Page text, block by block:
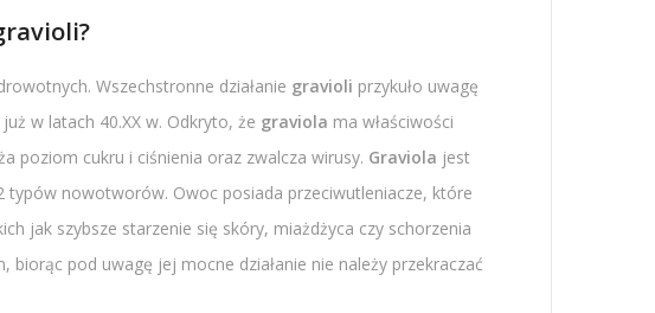
Wszechstronne działanie gravioli przykuło uwagę
w latach 40.XX w. Odkryto, że graviola ma właściwości
poziom cukru i ciśnienia oraz zwalcza wirusy. Graviola jest
nowotworów. Owoc posiada przeciwutleniacze, które
jak szybsze starzenie się skóry, miażdżyca czy schorzenia
biorąc pod uwagę jej mocne działanie nie należy przekraczać